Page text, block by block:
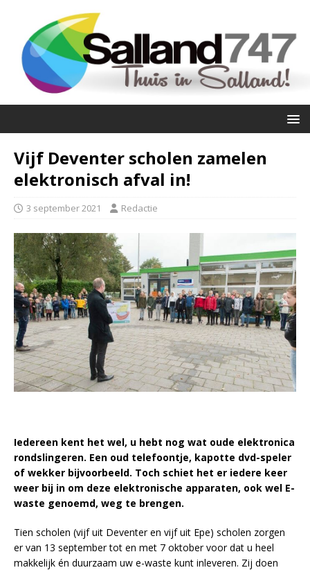
Vijf Deventer scholen zamelen
elektronisch afval in!
3 september 2021 Redactie
Iedereen kent het wel, u hebt nog wat oude elektronica
rondslingeren. Een oud telefoontje, kapotte dvd-speler
of wekker bijvoorbeeld. Toch schiet het er iedere keer
weer bij in om deze elektronische apparaten, ook wel E-
waste genoemd, weg te brengen.
Tien scholen (vijf uit Deventer en vijf uit Epe) scholen zorgen
er van 13 september tot en met 7 oktober voor dat u heel
makkelijk én duurzaam uw e-waste kunt inleveren. Zij doen